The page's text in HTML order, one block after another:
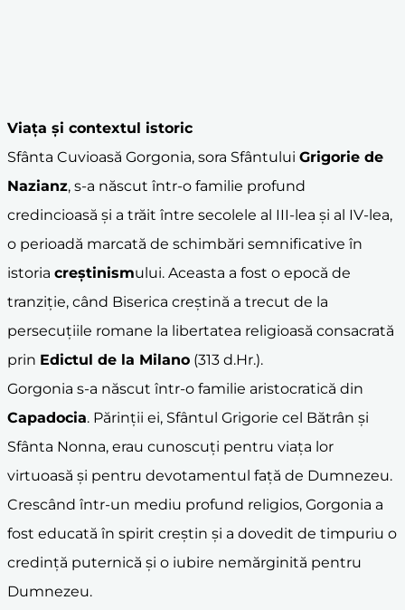
Viața și contextul istoric
Sfânta Cuvioasă Gorgonia, sora Sfântului Grigorie de
Nazianz, s-a născut într-o familie profund
credincioasă și a trăit între secolele al III-lea și al IV-lea,
o perioadă marcată de schimbări semnificative în
istoria creștinismului. Aceasta a fost o epocă de
tranziție, când Biserica creștină a trecut de la
persecuțiile romane la libertatea religioasă consacrată
prin Edictul de la Milano (313 d.Hr.).
Gorgonia s-a născut într-o familie aristocratică din
Capadocia. Părinții ei, Sfântul Grigorie cel Bătrân și
Sfânta Nonna, erau cunoscuți pentru viața lor
virtuoasă și pentru devotamentul față de Dumnezeu.
Crescând într-un mediu profund religios, Gorgonia a
fost educată în spirit creștin și a dovedit de timpuriu o
credință puternică și o iubire nemărginită pentru
Dumnezeu.